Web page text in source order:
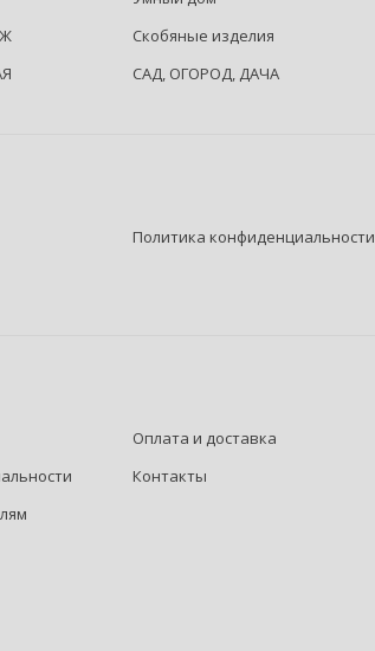
Скобяные изделия
САД, ОГОРОД, ДАЧА
Политика конфиденциальности
Оплата и доставка
Контакты